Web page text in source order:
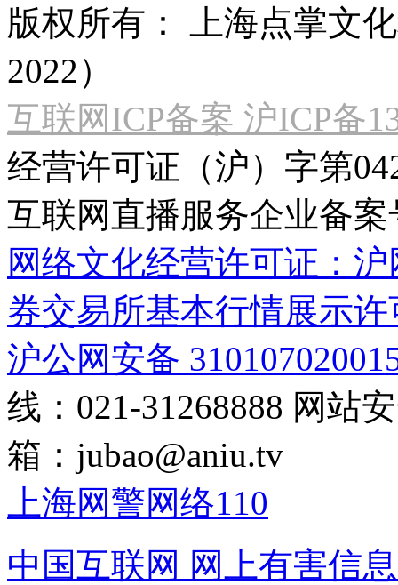
版权所有：
上海点掌文
2022）
互联网ICP备案 沪ICP备
经营许可证（沪）字第
互联网直播服务企业备案
网络文化经营许可证：
券交易所基本行情展示许
沪公网安备
线：021-31268888 网站
箱： jubao@aniu.tv
上海网警网络110
中国互联网 网上有害信